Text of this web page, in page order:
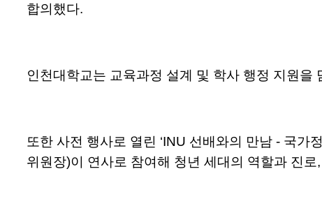
합의했다.
인천대학교는 교육과정 설계 및 학사 행정 지원
또한 사전 행사로 열린 ‘INU 선배와의 만남 - 국가
위원장)이 연사로 참여해 청년 세대의 역할과 진